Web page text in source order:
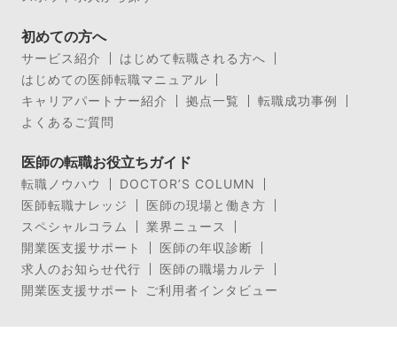
初めての方へ
サービス紹介
はじめて転職される方へ
はじめての医師転職マニュアル
キャリアパートナー紹介
拠点一覧
転職成功事例
よくあるご質問
医師の転職お役立ちガイド
転職ノウハウ
DOCTOR’S COLUMN
医師転職ナレッジ
医師の現場と働き方
スペシャルコラム
業界ニュース
開業医支援サポート
医師の年収診断
求人のお知らせ代行
医師の職場カルテ
開業医支援サポート ご利用者インタビュー